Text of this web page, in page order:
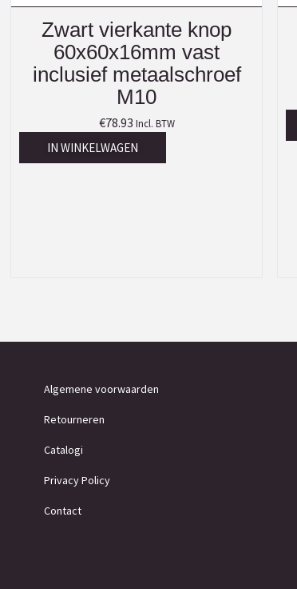
Zwart vierkante knop
60x60x16mm vast
inclusief metaalschroef
M10
€78.93 Incl. BTW
IN WINKELWAGEN
Algemene voorwaarden
Retourneren
Catalogi
Privacy Policy
Contact